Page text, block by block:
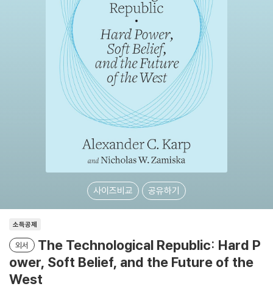
사이즈비교 공유하기
소득공제
외서
The Technological Republic: Hard P
ower, Soft Belief, and the Future of the
West